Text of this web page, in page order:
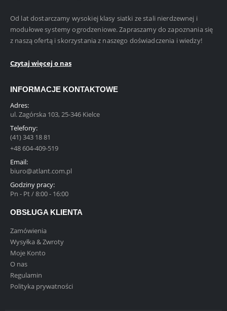
Od lat dostarczamy wysokiej klasy siatki ze stali nierdzewnej i
modułowe systemy ogrodzeniowe. Zapraszamy do zapoznania się
z naszą ofertą i skorzystania z naszego doświadczenia i wiedzy!
Czytaj więcej o nas
INFORMACJE KONTAKTOWE
Adres:
ul. Zagórska 103, 25-346 Kielce
Telefony:
(41) 343 18 81
+48 604-409-519
Email:
biuro@atlant.com.pl
Godziny pracy:
Pn - Pt / 8:00 - 16:00
OBSŁUGA KLIENTA
Zamówienia
Wysyłka & Zwroty
Moje Konto
O nas
Regulamin
Polityka prywatności